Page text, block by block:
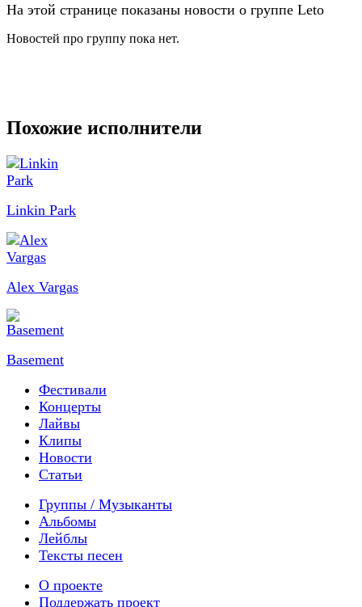
На этой странице показаны новости о группе Leto
Новостей про группу пока нет.
Похожие исполнители
Linkin Park
Alex Vargas
Basement
Фестивали
Концерты
Лайвы
Клипы
Новости
Статьи
Группы / Музыканты
Альбомы
Лейблы
Тексты песен
О проекте
Поддержать проект